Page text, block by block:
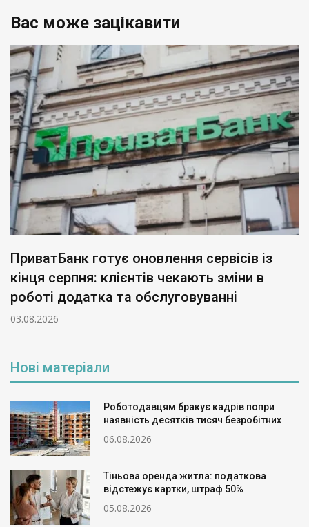
Вас може зацікавити
Автоматичне списання боргів з карток:
новий наказ Мін’юсту
28.07.2026
Нові матеріали
Роботодавцям бракує кадрів попри
наявність десятків тисяч безробітних
06.08.2026
Тіньова оренда житла: податкова
відстежує картки, штраф 50%
05.08.2026